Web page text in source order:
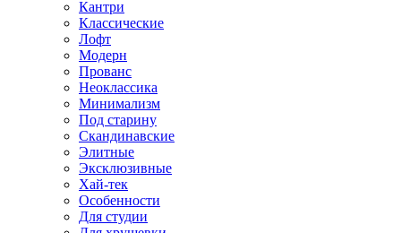
Кантри
Классические
Лофт
Модерн
Прованс
Неоклассика
Минимализм
Под старину
Скандинавские
Элитные
Эксклюзивные
Хай-тек
Особенности
Для студии